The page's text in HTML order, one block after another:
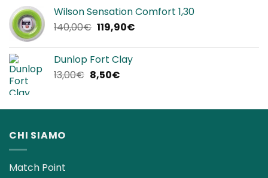
era:
25,00€.
è:
22,90€.
Wilson Sensation Comfort 1,30
140,00€ Il
era:
140,00€.
119,90€Il
Dunlop Fort Clay
13,00€ Il
era:
8,50€Il
è:
CHI SIAMO
Match Point